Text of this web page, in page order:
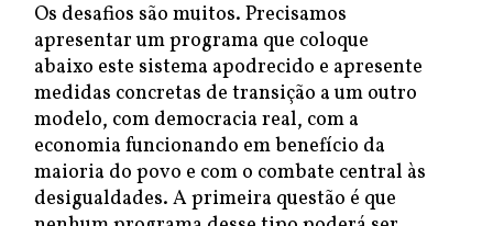
Os desafios são muitos. Precisamos
apresentar um programa que coloque
abaixo este sistema apodrecido e apresente
medidas concretas de transição a um outro
modelo, com democracia real, com a
economia funcionando em benefício da
maioria do povo e com o combate central às
desigualdades. A primeira questão é que